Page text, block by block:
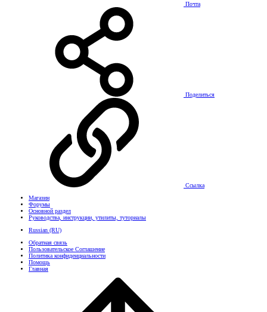
Почта
Поделиться
Ссылка
Магазин
Форумы
Основной раздел
Руководства, инструкции, утилиты, туториалы
Russian (RU)
Обратная связь
Пользовательское Соглашение
Политика конфиденциальности
Помощь
Главная